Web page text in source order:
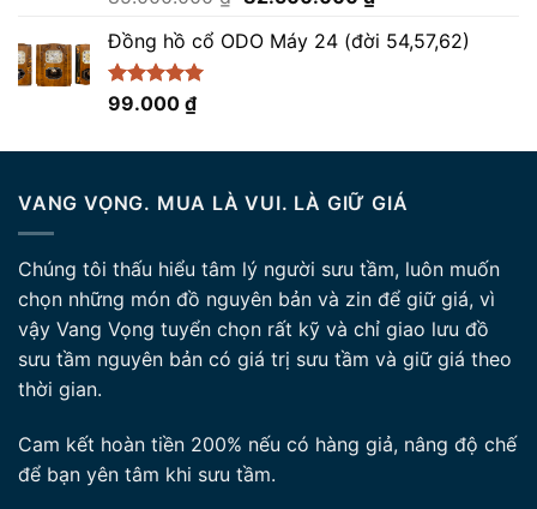
5 sao
là:
tại
Đồng hồ cổ ODO Máy 24 (đời 54,57,62)
Được xếp
5.00
99.000 ₫
VANG VỌNG. MUA LÀ VUI. LÀ GIỮ GIÁ
Chúng tôi thấu hiểu tâm lý người sưu tầm, luôn muốn
chọn những món đồ nguyên bản và zin để giữ giá, vì
vậy Vang Vọng tuyển chọn rất kỹ và chỉ giao lưu đồ
sưu tầm nguyên bản có giá trị sưu tầm và giữ giá theo
thời gian.
Cam kết hoàn tiền 200% nếu có hàng giả, nâng độ chế
để bạn yên tâm khi sưu tầm.